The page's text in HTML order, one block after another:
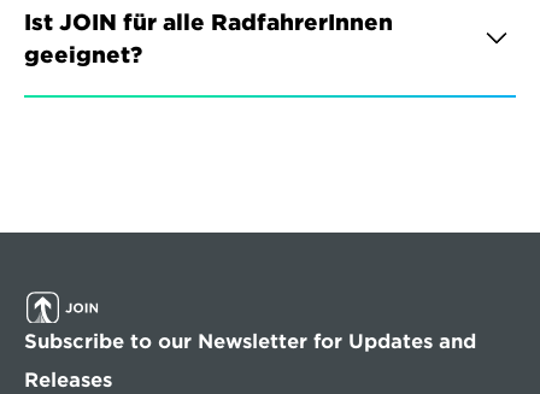
Ist JOIN für alle RadfahrerInnen
geeignet?
Subscribe to our Newsletter for Updates and
Releases